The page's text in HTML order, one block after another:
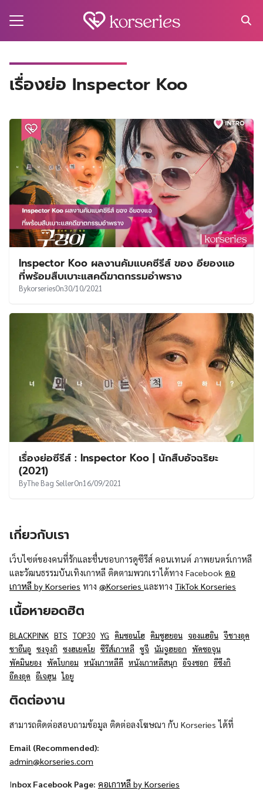
เรื่องย่อ Inspector Koo
Inspector Koo ผลงานคัมแบคซีรีส์ ของ อียองแอ
ที่พร้อมสืบเบาะแสคดีฆาตกรรมอำพราง
BykorseriesOn30/10/2021
เรื่องย่อซีรีส์ : Inspector Koo | นักสืบอัจฉริยะ
(2021)
ByThe Bag SellerOn16/09/2021
เกี่ยวกับเรา
เว็บไซต์ของคนที่รักและชื่นชอบการดูซีรีส์ คอนเทนต์ ภาพยนตร์เกาหลี
และวัฒนธรรมบันเทิงเกาหลี ติดตามพวกเราได้ทาง Facebook คอ
เกาหลี by Korseries ทาง @Korseries และทาง TikTok Korseries
เนื้อหายอดฮิต
BLACKPINK BTS TOP30 YG คิมซอนโฮ คิมซูฮยอน จองแฮอิน จีชางอุค
ชาอึนอู ซงจุงกิ ซงฮเยคโย ซีรีส์เกาหลี ซูจี นัมจูฮยอก พัคซอจุน
พัคมินยอง พัคโบกอม หนังเกาหลีดี หนังเกาหลีสนุก อีจงซอก อีซึงกิ
อีดงอุค อีเจฮุน ไอยู
ติดต่องาน
สามารถติดต่อสอบถามข้อมูล ติดต่อลงโฆษณา กับ Korseries ได้ที่
Email (Recommended):
admin@korseries.com
Inbox Facebook Page: คอเกาหลี by Korseries